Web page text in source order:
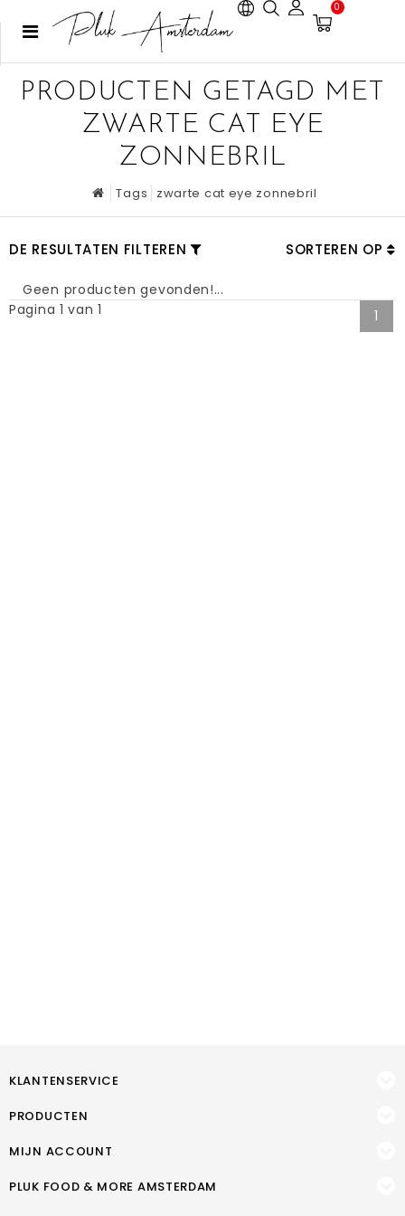
0
PRODUCTEN GETAGD MET
ZWARTE CAT EYE
ZONNEBRIL
Tags zwarte cat eye zonnebril
DE RESULTATEN FILTEREN SORTEREN OP
Geen producten gevonden!...
Pagina 1 van 1
1
KLANTENSERVICE
PRODUCTEN
MIJN ACCOUNT
PLUK FOOD & MORE AMSTERDAM